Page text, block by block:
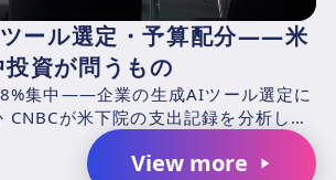
ール選定・予算配分——米
資が問うもの
集中——企業の生成AIツール選定に
CNBCが米下院の支出記録を分析した
1日〜2026年3月31日の期...
View more